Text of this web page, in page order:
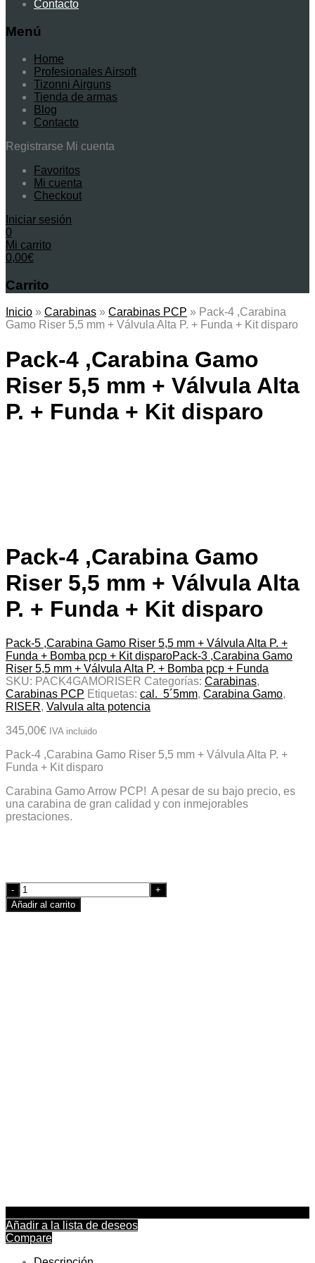
Contacto
Menú
Home
Profesionales Airsoft
Tizonni Airguns
Tienda de armas
Blog
Contacto
Registrarse Mi cuenta
Favoritos
Mi cuenta
Checkout
Iniciar sesión
0
Mi carrito
0,00€
Carrito
Inicio » Carabinas » Carabinas PCP » Pack-4 ,Carabina
Gamo Riser 5,5 mm + Válvula Alta P. + Funda + Kit disparo
Pack-4 ,Carabina Gamo
Riser 5,5 mm + Válvula Alta
P. + Funda + Kit disparo
Pack-4 ,Carabina Gamo
Riser 5,5 mm + Válvula Alta
P. + Funda + Kit disparo
Pack-5 ,Carabina Gamo Riser 5,5 mm + Válvula Alta P. +
Funda + Bomba pcp + Kit disparoPack-3 ,Carabina Gamo
Riser 5,5 mm + Válvula Alta P. + Bomba pcp + Funda
SKU: PACK4GAMORISER Categorías: Carabinas,
Carabinas PCP Etiquetas: cal. 5´5mm, Carabina Gamo,
RISER, Valvula alta potencia
345,00€ IVA incluido
Pack-4 ,Carabina Gamo Riser 5,5 mm + Válvula Alta P. +
Funda + Kit disparo
Carabina Gamo Arrow PCP! A pesar de su bajo precio, es
una carabina de gran calidad y con inmejorables
prestaciones.
Quantity
Añadir al carrito
Añadir a la lista de deseos
Compare